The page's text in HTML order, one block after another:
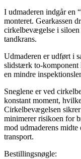
I udmaderen indgår en
monteret. Gearkassen
cirkelbevægelse i siloen
tandkrans.
Udmaderen er udført i
slidstærk to-komponent
en mindre
Sneglene er ved
konstant moment,
Cirkelbevægelsen
minimerer risikoen for
mod udmaderens
transport.
Bestillingsnøgle: